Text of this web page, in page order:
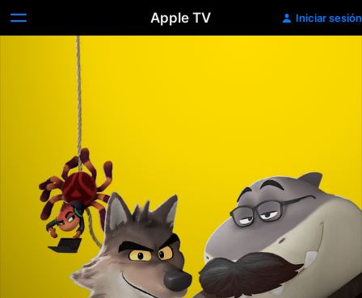
Apple TV Iniciar sesión